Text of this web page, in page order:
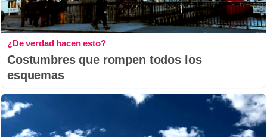
¿De verdad hacen esto?
Costumbres que rompen todos los
esquemas